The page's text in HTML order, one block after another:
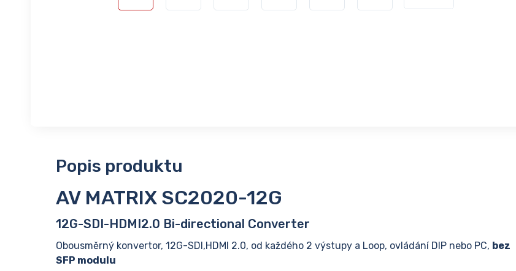
Popis produktu
AV MATRIX SC2020-12G
12G-SDI-HDMI2.0 Bi-directional Converter
Obousměrný konvertor, 12G-SDI,HDMI 2.0, od každého 2 výstupy a Loop, ovládání DIP nebo PC, bez
SFP modulu